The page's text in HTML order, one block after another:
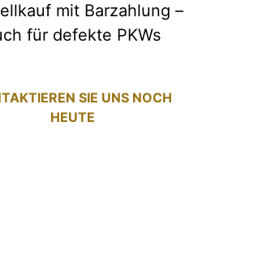
mit Barzahlung –
für defekte PKWs
SIE UNS NOCH
HEUTE